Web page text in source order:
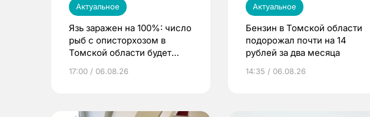
Актуальное
Язь заражен на 100%: число
рыб с описторхозом в
Томской области будет
17:00 / 06.08.26
Актуальное
Бензин в Томской области
подорожал почти на 14
рублей за два месяца
14:35 / 06.08.26